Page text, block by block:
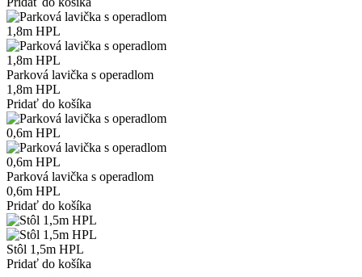
Parková lavička s operadlom
1,8m HPL
Pridať do košíka
Parková lavička s operadlom
0,6m HPL
Pridať do košíka
Stôl 1,5m HPL
Pridať do košíka